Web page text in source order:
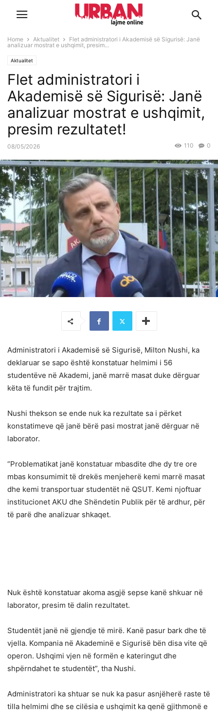
Home Aktualitet
Flet administratori i Akademisë së Sigurisë: Janë
analizuar mostrat e ushqimit, presim...
Aktualitet
Flet administratori i
Akademisë së Sigurisë: Janë
analizuar mostrat e ushqimit,
presim rezultatet!
08/05/2026 0
110
Administratori i Akademisë së Sigurisë, Milton Nushi, ka
deklaruar se sapo është konstatuar helmimi i 56
studentëve në Akademi, janë marrë masat duke dërguar
këta të fundit për trajtim.
Nushi thekson se ende nuk ka rezultate sa i përket
konstatimeve që janë bërë pasi mostrat janë dërguar në
laborator.
“Problematikat janë konstatuar mbasdite dhe dy tre ore
mbas konsumimit të drekës menjeherë kemi marrë masat
dhe kemi transportuar studentët në QSUT. Kemi njoftuar
institucionet AKU dhe Shëndetin Publik për të ardhur, për
të parë dhe analizuar shkaqet.
Nuk është konstatuar akoma asgjë sepse kanë shkuar në
laborator, presim të dalin rezultatet.
Studentët janë në gjendje të mirë. Kanë pasur bark dhe të
vjella. Kompania në Akademinë e Sigurisë bën disa vite që
operon. Ushqimi vjen në formën e kateringut dhe
shpërndahet te studentët”, tha Nushi.
Administratori ka shtuar se nuk ka pasur asnjëherë raste të
tilla helmimi dhe se cilësia e ushqimit ka qenë gjithmonë e